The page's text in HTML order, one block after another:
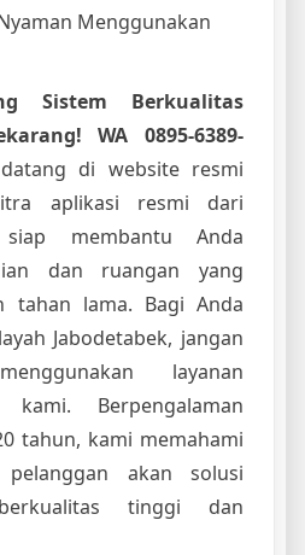
Sistem Berkualitas
WA 0895-6389-
di website resmi
aplikasi resmi dari
membantu Anda
dan ruangan yang
tahan lama. Bagi Anda
Jabodetabek, jangan
layanan
Berpengalaman
tahun, kami memahami
akan solusi
tinggi dan